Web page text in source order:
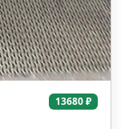
13680 ₽